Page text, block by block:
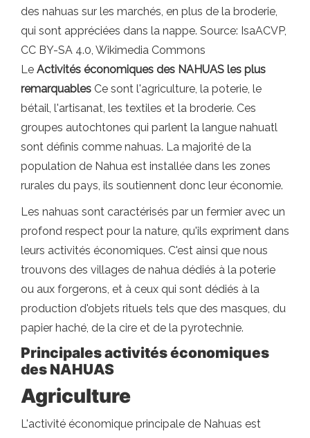
des nahuas sur les marchés, en plus de la broderie,
qui sont appréciées dans la nappe. Source: IsaACVP,
CC BY-SA 4.0, Wikimedia Commons
Le Activités économiques des NAHUAS les plus
remarquables Ce sont l'agriculture, la poterie, le
bétail, l'artisanat, les textiles et la broderie. Ces
groupes autochtones qui parlent la langue nahuatl
sont définis comme nahuas. La majorité de la
population de Nahua est installée dans les zones
rurales du pays, ils soutiennent donc leur économie.
Les nahuas sont caractérisés par un fermier avec un
profond respect pour la nature, qu'ils expriment dans
leurs activités économiques. C'est ainsi que nous
trouvons des villages de nahua dédiés à la poterie
ou aux forgerons, et à ceux qui sont dédiés à la
production d'objets rituels tels que des masques, du
papier haché, de la cire et de la pyrotechnie.
Principales activités économiques
des NAHUAS
Agriculture
L'activité économique principale de Nahuas est